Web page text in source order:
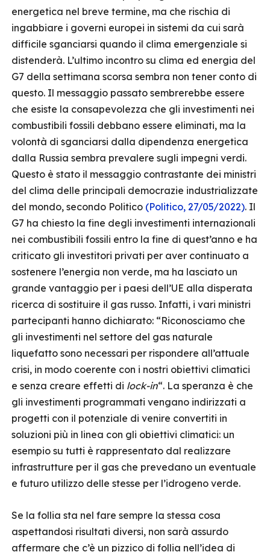
energetica nel breve termine, ma che rischia di
ingabbiare i governi europei in sistemi da cui sarà
difficile sganciarsi quando il clima emergenziale si
distenderà. L’ultimo incontro su clima ed energia del
G7 della settimana scorsa sembra non tener conto di
questo. Il messaggio passato sembrerebbe essere
che esiste la consapevolezza che gli investimenti nei
combustibili fossili debbano essere eliminati, ma la
volontà di sganciarsi dalla dipendenza energetica
dalla Russia sembra prevalere sugli impegni verdi.
Questo è stato il messaggio contrastante dei ministri
del clima delle principali democrazie industrializzate
del mondo, secondo Politico (Politico, 27/05/2022). Il
G7 ha chiesto la fine degli investimenti internazionali
nei combustibili fossili entro la fine di quest’anno e ha
criticato gli investitori privati per aver continuato a
sostenere l’energia non verde, ma ha lasciato un
grande vantaggio per i paesi dell’UE alla disperata
ricerca di sostituire il gas russo. Infatti, i vari ministri
partecipanti hanno dichiarato: “Riconosciamo che
gli investimenti nel settore del gas naturale
liquefatto sono necessari per rispondere all’attuale
crisi, in modo coerente con i nostri obiettivi climatici
e senza creare effetti di lock-in“. La speranza è che
gli investimenti programmati vengano indirizzati a
progetti con il potenziale di venire convertiti in
soluzioni più in linea con gli obiettivi climatici: un
esempio su tutti è rappresentato dal realizzare
infrastrutture per il gas che prevedano un eventuale
e futuro utilizzo delle stesse per l’idrogeno verde.
Se la follia sta nel fare sempre la stessa cosa
aspettandosi risultati diversi, non sarà assurdo
affermare che c’è un pizzico di follia nell’idea di